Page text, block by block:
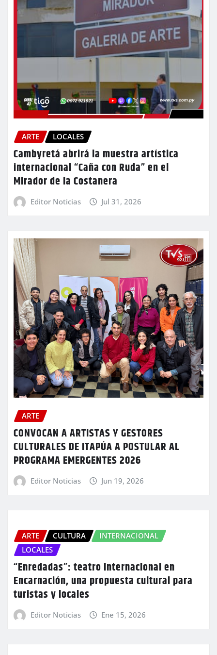
ARTE LOCALES
Cambyretá abrirá la muestra artística
internacional “Caña con Ruda” en el
Mirador de la Costanera
Editor Noticias Jul 31, 2026
ARTE
CONVOCAN A ARTISTAS Y GESTORES
CULTURALES DE ITAPÚA A POSTULAR AL
PROGRAMA EMERGENTES 2026
Editor Noticias Jun 19, 2026
ARTE CULTURA
INTERNACIONAL
LOCALES
“Enredadas”: teatro internacional en
Encarnación, una propuesta cultural para
turistas y locales
Editor Noticias Ene 15, 2026